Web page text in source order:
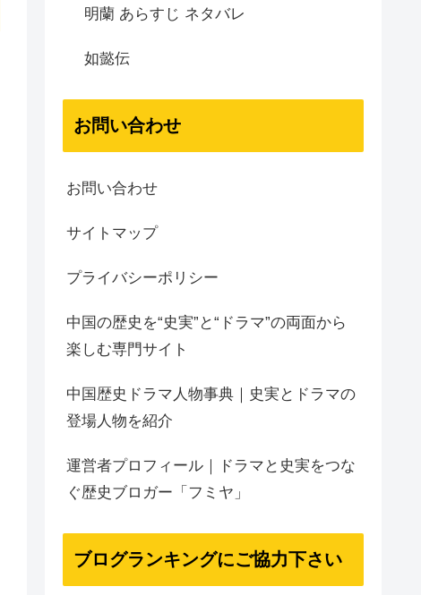
明蘭 あらすじ ネタバレ
如懿伝
お問い合わせ
お問い合わせ
サイトマップ
プライバシーポリシー
中国の歴史を“史実”と“ドラマ”の両面から
楽しむ専門サイト
中国歴史ドラマ人物事典｜史実とドラマの
登場人物を紹介
運営者プロフィール｜ドラマと史実をつな
ぐ歴史ブロガー「フミヤ」
ブログランキングにご協力下さい